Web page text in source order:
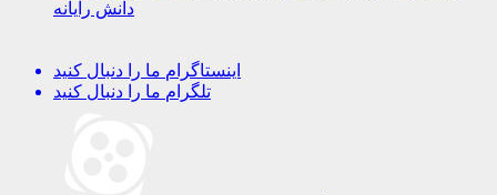
دانش رایانه
اینستاگرام ما را دنبال کنید
تلگرام ما را دنبال کنید